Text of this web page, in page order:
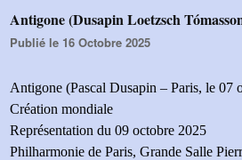
Antigone (Dusapin Loetzsch
Publié le 16 Octobre 2025
Antigone (Pascal Dusapin – Paris, le 07
Création mondiale
Représentation du 09 octobre 2025
Philharmonie de Paris, Grande Salle